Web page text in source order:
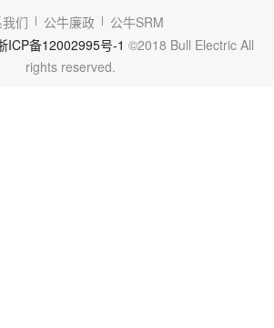
们 公牛廉政
公牛SRM
ICP备12002995号-1 ©2018 Bull Electric All
rights reserved.